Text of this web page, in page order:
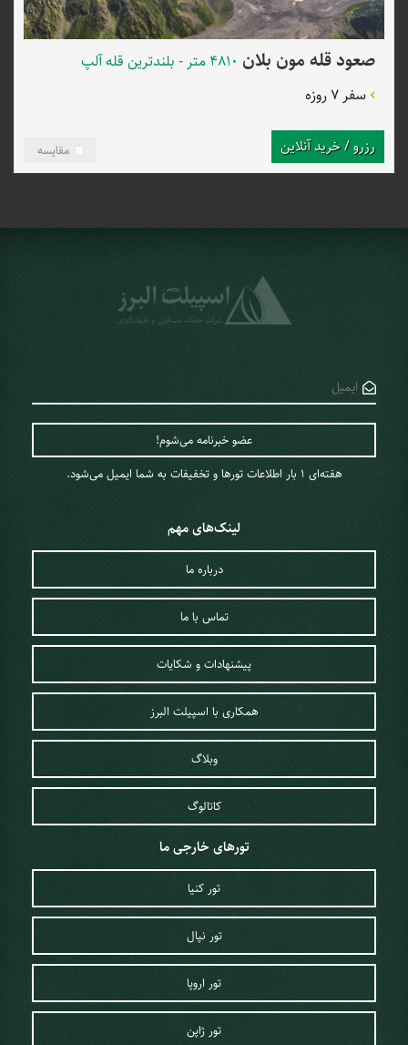
صعود قله مون بلان 4810 متر - بلندترین قله آلپ
سفر 7 روزه
مقایسه رزرو / خرید آنلاین
هفته‌ای 1 ‌بار اطلاعات تورها و تخفیفات به شما ایمیل می‌شود.
لینک‌های مهم
درباره ما
تماس با ما
پیشنهادات و شکایات
همکاری با اسپیلت البرز
وبلاگ
کاتالوگ
تورهای خارجی ما
تور کنیا
تور نپال
تور اروپا
تور ژاپن